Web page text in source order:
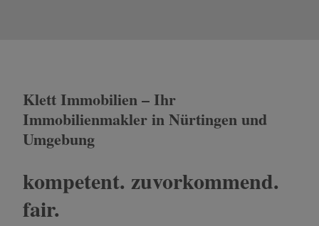
Klett Immobilien – Ihr
Immobilienmakler in Nürtingen und
Umgebung
kompetent. zuvorkommend.
fair.